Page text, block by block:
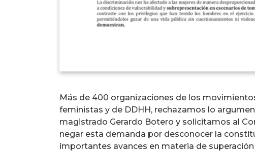
Más de 400 organizaciones de los
feministas y de DDHH, rechazamos lo
magistrado Gerardo Botero y solicitamos al
negar esta demanda por desconocer la
importantes avances en materia de superación